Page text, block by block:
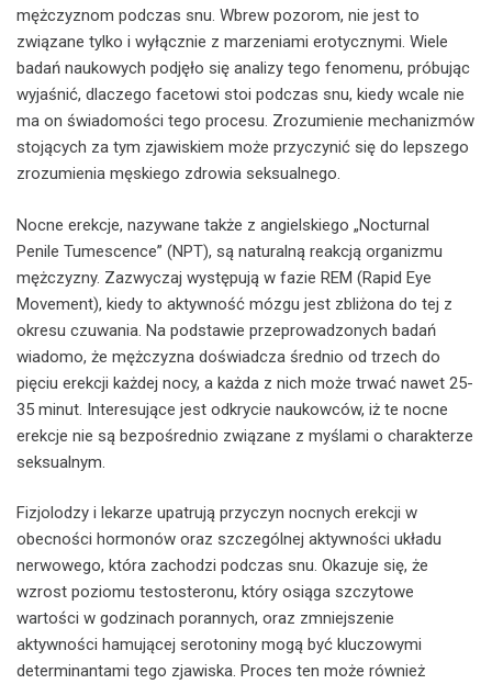
mężczyznom podczas snu. Wbrew pozorom, nie jest to
związane tylko i wyłącznie z marzeniami erotycznymi. Wiele
badań naukowych podjęło się analizy tego fenomenu, próbując
wyjaśnić, dlaczego facetowi stoi podczas snu, kiedy wcale nie
ma on świadomości tego procesu. Zrozumienie mechanizmów
stojących za tym zjawiskiem może przyczynić się do lepszego
zrozumienia męskiego zdrowia seksualnego.
Nocne erekcje, nazywane także z angielskiego „Nocturnal
Penile Tumescence” (NPT), są naturalną reakcją organizmu
mężczyzny. Zazwyczaj występują w fazie REM (Rapid Eye
Movement), kiedy to aktywność mózgu jest zbliżona do tej z
okresu czuwania. Na podstawie przeprowadzonych badań
wiadomo, że mężczyzna doświadcza średnio od trzech do
pięciu erekcji każdej nocy, a każda z nich może trwać nawet 25-
35 minut. Interesujące jest odkrycie naukowców, iż te nocne
erekcje nie są bezpośrednio związane z myślami o charakterze
seksualnym.
Fizjolodzy i lekarze upatrują przyczyn nocnych erekcji w
obecności hormonów oraz szczególnej aktywności układu
nerwowego, która zachodzi podczas snu. Okazuje się, że
wzrost poziomu testosteronu, który osiąga szczytowe
wartości w godzinach porannych, oraz zmniejszenie
aktywności hamującej serotoniny mogą być kluczowymi
determinantami tego zjawiska. Proces ten może również